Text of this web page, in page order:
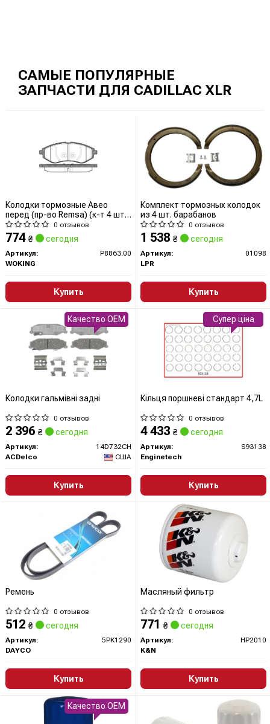
САМЫЕ ПОПУЛЯРНЫЕ
ЗАПЧАСТИ ДЛЯ CADILLAC XLR
Колодки тормозные Авео
перед (пр-во Remsa) (к-т 4 шт)
WOKING
0 отзывов
774 ₴ сегодня
Артикул:
P8863.00
WOKING
Купить
Комплект тормозных колодок
из 4 шт. барабанов
0 отзывов
1 538 ₴ сегодня
Артикул:
01098
LPR
Купить
Колодки гальмівні задні
0 отзывов
2 396 ₴ сегодня
Артикул:
14D732CH
ACDelco
США
Купить
Качество OEM
Кільця поршневі стандарт 4,7L
0 отзывов
4 433 ₴ сегодня
Артикул:
S93138
Enginetech
Купить
Супер ціна
Ремень
0 отзывов
512 ₴ сегодня
Артикул:
5PK1290
DAYCO
Купить
Масляный фильтр
0 отзывов
771 ₴ сегодня
Артикул:
HP2010
K&N
Купить
Качество OEM